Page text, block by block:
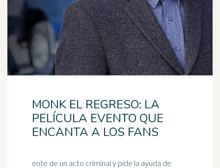
MONK EL REGRESO: LA
PELÍCULA EVENTO QUE
ENCANTA A LOS FANS
ente de un acto criminal y pide la ayuda de